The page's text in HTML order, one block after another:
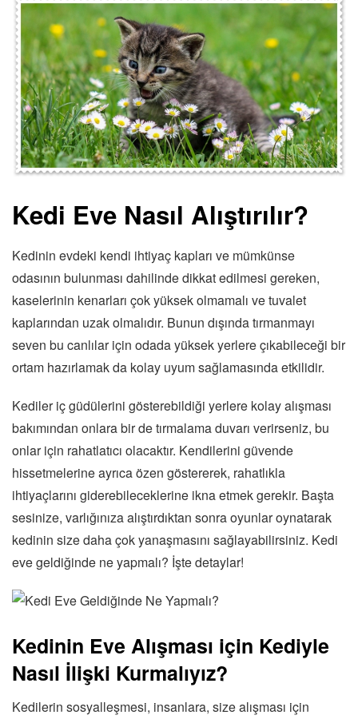
Kedi Eve Nasıl Alıştırılır?
Kedinin evdeki kendi ihtiyaç kapları ve mümkünse
odasının bulunması dahilinde dikkat edilmesi gereken,
kaselerinin kenarları çok yüksek olmamalı ve tuvalet
kaplarından uzak olmalıdır. Bunun dışında tırmanmayı
seven bu canlılar için odada yüksek yerlere çıkabileceği bir
ortam hazırlamak da kolay uyum sağlamasında etkilidir.
Kediler iç güdülerini gösterebildiği yerlere kolay alışması
bakımından onlara bir de tırmalama duvarı verirseniz, bu
onlar için rahatlatıcı olacaktır. Kendilerini güvende
hissetmelerine ayrıca özen göstererek, rahatlıkla
ihtiyaçlarını giderebileceklerine ikna etmek gerekir. Başta
sesinize, varlığınıza alıştırdıktan sonra oyunlar oynatarak
kedinin size daha çok yanaşmasını sağlayabilirsiniz. Kedi
eve geldiğinde ne yapmalı? İşte detaylar!
Kedinin Eve Alışması için Kediyle
Nasıl İlişki Kurmalıyız?
Kedilerin sosyalleşmesi, insanlara, size alışması için